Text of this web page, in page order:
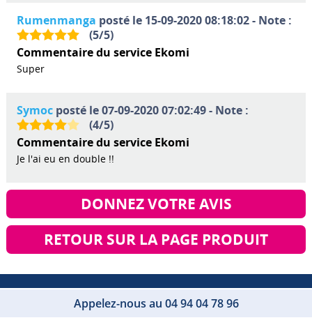
Rumenmanga posté le 15-09-2020 08:18:02 - Note :
(5/5)
Commentaire du service Ekomi
Super
Symocposté le 07-09-2020 07:02:49 - Note :
(4/5)
Commentaire du service Ekomi
Je l'ai eu en double !!
DONNEZ VOTRE AVIS
RETOUR SUR LA PAGE PRODUIT
Appelez-nous au 04 94 04 78 96